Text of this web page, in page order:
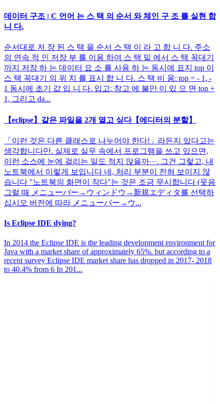
데이터 구조 | C 언어 는 스 택 의 순서 와 체인 구 조 를 실현 합
니 다.
순서대로 저 장 된 스 택 을 순서 스 택 이 라 고 합 니 다. 주소
의 연속 적 인 저장 부 를 이용 하여 스 택 밑 에서 스 택 꼭대기
까지 저장 하 는 데이터 요 소 를 사용 하 는 동시에 표지 top 이
스 택 꼭대기 의 위 치 를 표시 합 니 다. 스 택 비 움: top = - 1, -
1 동시에 초기 값 입 니 다. 입고: 창고 에 불만 이 있 으 면 top +
1, 그리고 da...
【eclipse】같은 파일을 2개 열고 싶다【에디터의 분할】
「이런 것은 다른 클래스로 나누어야 한다!」라든지 있다고는
생각합니다만. 실제로 실무 속에서 프로그램을 쓰고 있으면,
이런 소스에 눈에 걸리는 일도 적지 않을까···. 그건 그렇고, 내
노트북에서 이렇게 보입니다 네, 처리 부분이 전혀 보이지 않
습니다 "노트북의 화면이 작다"는 것은 조금 무시합니다 (웃음
그럴 때 メニューバー→ウィンドウ→新規エディタ를 선택하
십시오 버전에 따라 メニューバー→ウ...
Is Eclipse IDE dying?
In 2014 the Eclipse IDE is the leading development environment for
Java with a market share of approximately 65%. but according to a
recent survey Eclipse IDE market share has dropped in 2017- 2018
to 40.4% from 6 In 201...